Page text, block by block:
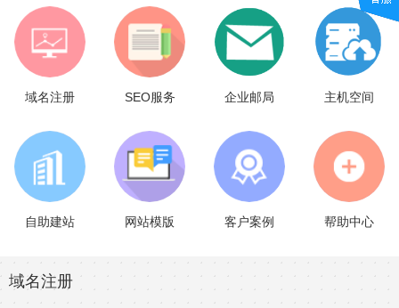
域名注册 SEO服务 企业邮局 主机空间
自助建站 网站模版 客户案例 帮助中心
域名注册